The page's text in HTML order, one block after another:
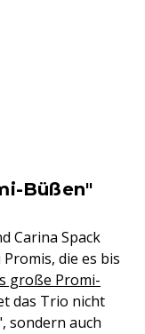
Büßen"
Carina Spack
die es bis
große Promi-
das Trio nicht
sondern auch